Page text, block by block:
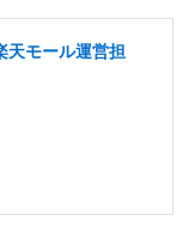
天モール運営担